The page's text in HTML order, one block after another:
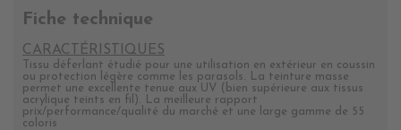
Fiche technique
CARACTÉRISTIQUES
Tissu déferlant étudié pour une utilisation en extérieur en coussin
ou protection légère comme les parasols. La teinture masse
permet une excellente tenue aux UV (bien supérieure aux tissus
acrylique teints en fil). La meilleure rapport
prix/performance/qualité du marché et une large gamme de 55
coloris